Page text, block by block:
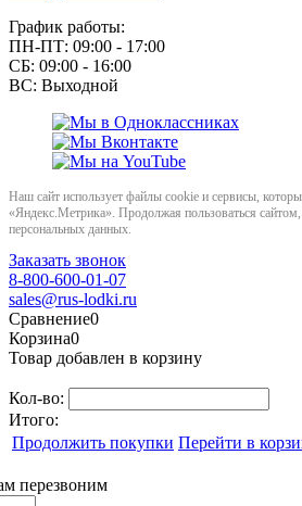
График работы:
ПН-ПТ: 09:00 - 17:00
СБ: 09:00 - 16:00
ВС: Выходной
Наш сайт использует файлы cookie и сервисы,
«Яндекс.Метрика». Продолжая пользоваться сайтом,
персональных данных.
Заказать звонок
8-800-600-01-07
sales@rus-lodki.ru
Сравнение0
Корзина0
Товар добавлен в корзину
Кол-во:
Итого:
Продолжить покупки Перейти в
перезвоним